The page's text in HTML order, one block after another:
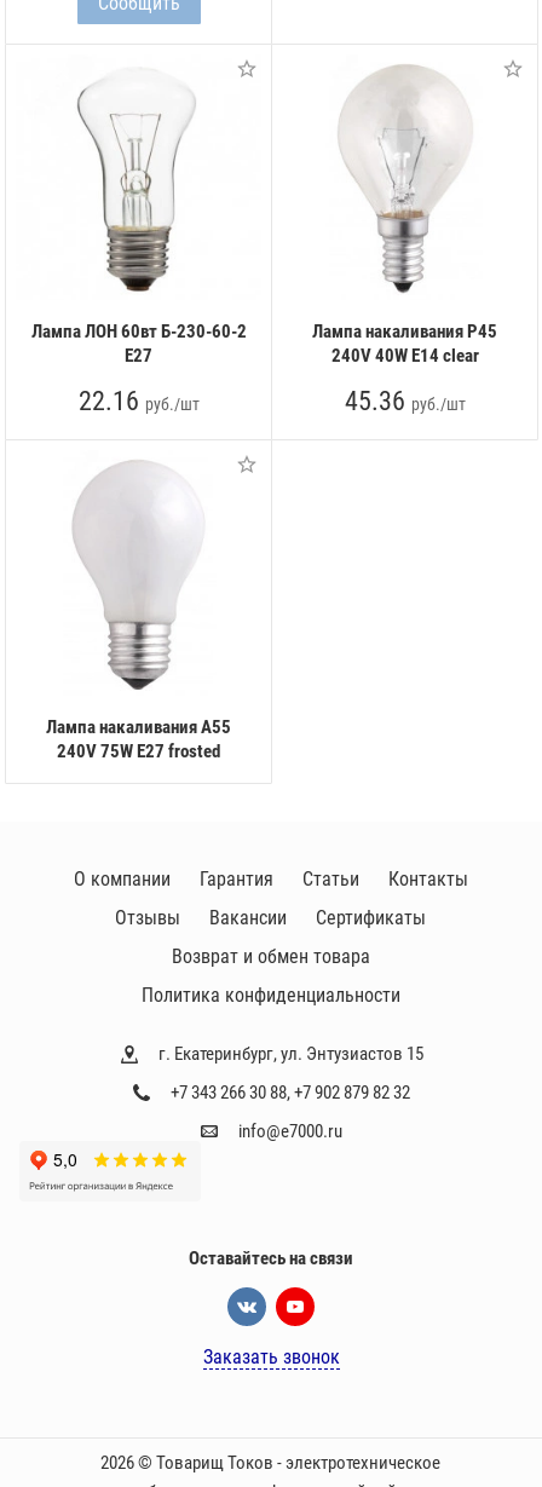
Лампа ЛОН 60вт Б-230-60-2
Е27
22.16 руб./шт
Лампа накаливания P45
240V 40W E14 clear
45.36 руб./шт
Лампа накаливания A55
240V 75W E27 frosted
г. Екатеринбург, ул. Энтузиастов 15
+7 343 266 30 88,+7 902 879 82 32
info@e7000.ru
О компании Гарантия Статьи
Контакты
Отзывы
Вакансии
Сертификаты
Возврат и обмен товара
Политика конфиденциальности
Оставайтесь на связи
Заказать звонок
2026 © Товарищ Токов - электротехническое